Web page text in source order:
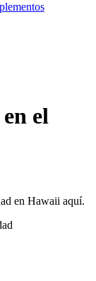
el
en Hawaii aquí.